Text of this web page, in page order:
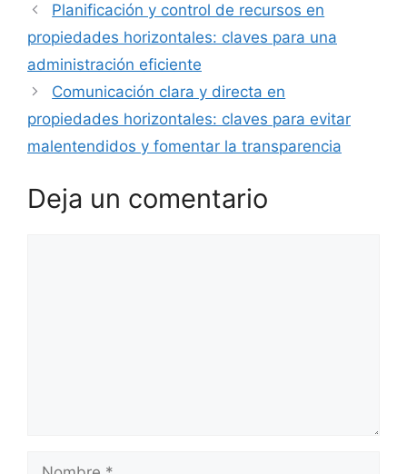
Planificación y control de recursos en
propiedades horizontales: claves para una
administración eficiente
Comunicación clara y directa en
propiedades horizontales: claves para evitar
malentendidos y fomentar la transparencia
Deja un comentario